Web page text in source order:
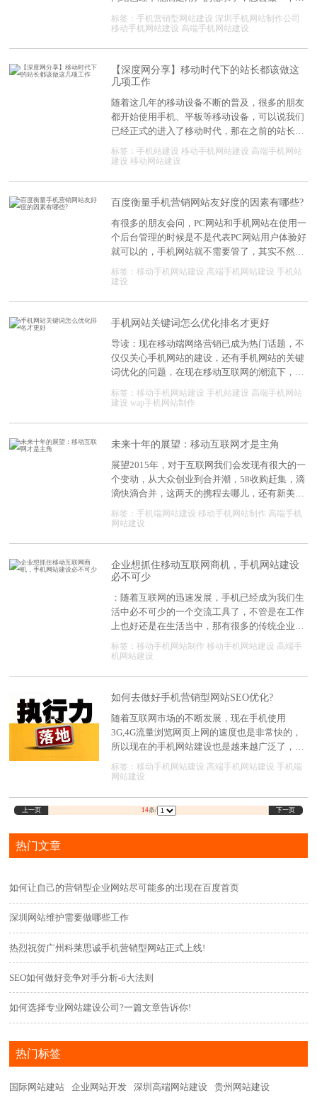
合移动用户所喜欢看的手机网站，可是很多企业
在建设手机营销网站的时候，会有这样的一些误
量是有很多的影响的，那如何去做才能有效提升
营销型手机网站的质量。 移动互联网下建手机
营销网站需注意哪些问题 第一，建设的是移
动网站而不是APP。 可能很多企业认为移动
网站就是App，这是一种不正确的认识。其实
则用户只需要输入相关网址，或者点击网站链接
就能够打开。这就有效的降低了用户访问的门槛
而且更改网站的内容也相对方便，只需要在后台
上进行修改就可。 第二，展示的是关键
标签： 手机营销型网站建设 深圳手机网站制作公司
移动手机网站建设 高端手机网站建设
【深度网分享】移动时代下的站长都该做这
几项工作
随着这几年的移动设备不断的普及，很多的朋友
都开始使用手机、平板等移动设备，可以说我们
已经正式的进入了移动时代，那在之前的站长的
主要工作都是放在PC网站的优化上面的，如何保
证自己和自己的网站在移动化来袭之时不被时代
标签： 手机站建设 移动手机网站建设 高端手机网站
建设 移动网站建设
百度衡量手机营销网站友好度的因素有哪些?
有很多的朋友会问，PC网站和手机网站在使用一
个后台管理的时候是不是代表PC网站用户体验好
就可以的，手机网站就不需要管了，其实不然，
大家都知道PC网站和手机网站的是有区别的，在
其流量上也好还是在其他的方面上，那要想自己
度的因素有哪些呢?那深度网在此仅做一个非常
简单的分享：
标签：移动手机网站建设 高端手机网站建设 手机站
建设
手机网站关键词怎么优化排名才更好
导读：现在移动端网络营销已成为热门话题，不
仅仅关心手机网站的建设，还有手机网站的关键
词优化的问题，在现在移动互联网的潮流下，许
多企业都有自己的手机网站，但排名都不怎么
样，许多都是拿着优化PC端的做法来优化手机网
呢?下面深度网手机网站制作小编为大家总结了
部结构问题 做手机网站的目的就是适应手机
屏幕展示，便于移动用户群体浏览、操作，如果
手机网站还需要缩放或者是横向滚动才能完整展
示，这种不仅不适合做优化，也不利于用户体
验，更不利于企业宣传与推广; 第二、手机网
站的打开速度 大家都知道，手机网站打开速
一般都要求在3秒内打开。手机网站都是图片加
文字的
标签：移动手机网站建设 手机站建设 高端手机网站
建设 wap手机网站制作
未来十年的展望：移动互联网才是主角
展望2015年，对于互联网我们会发现有很大的一
个变动，从大众创业到合并潮，58收购赶集，滴
滴快滴合并，这两天的携程去哪儿，还有新美
大，美团和大众点评合并。种种现象表明现在的
市场越来越难做，竞价力也是越来越大，那对于
标签： 手机端网站建设 移动手机网站制作 高端手机
网站建设
企业想抓住移动互联网商机，手机网站建设
必不可少
：随着互联网的迅速发展，手机已经成为我们生
活中必不可少的一个交流工具了，不管是在工作
上也好还是在生活当中，那有很多的传统企业看
到了这个商机，为了抢占移动互联网这个市场，
在做了一个营销型网站之后会再去做一个手机网
不懂互联网发展的朋友，心里会这样想：我已经
有了PC网站，在手机上也能显示，为什么还要再
建一个营销型手机网站呢?那下面深度网手机网
站建设公司来为大家分析一下企业要想抓住移动
互联网这个商机，营销型手机网站建设必不可少
的的原因有哪些?
标签： 移动手机网站制作 移动手机网站建设 高端手
机网站建设
如何去做好手机营销型网站SEO优化?
随着互联网市场的不断发展，现在手机使用
3G,4G流量浏览网页上网的速度也是非常快的，
所以现在的手机网站建设也是越来越广泛了，因
为现在使用手机无浏览网页主要是比较方便，快
速等效果，而且只要有网络的地方都可以使用，
PC端，甚至很多领域的关键词超过了PC端，因
此手机网站的建设为企业带来了新的盈利，那营
销型手机网站做好，也需要去做推广做优化，那
标签：移动手机网站建设 高端手机网站建设 手机端
网站建设
上一页 14条/ 下一页
热门文章
如何让自己的营销型企业网站尽可能多的出现在百度首页
深圳网站维护需要做哪些工作
热烈祝贺广州科莱思诚手机营销型网站正式上线!
SEO如何做好竞争对手分析-6大法则
如何选择专业网站建设公司?一篇文章告诉你!
热门标签
国际网站建站 企业网站开发 深圳高端网站建设
贵州网站建设